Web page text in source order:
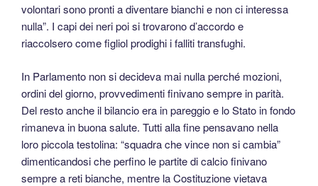
volontari sono pronti a diventare bianchi e non ci interessa
nulla”. I capi dei neri poi si trovarono d’accordo e
riaccolsero come figliol prodighi i falliti transfughi.
In Parlamento non si decideva mai nulla perché mozioni,
ordini del giorno, provvedimenti finivano sempre in parità.
Del resto anche il bilancio era in pareggio e lo Stato in fondo
rimaneva in buona salute. Tutti alla fine pensavano nella
loro piccola testolina: “squadra che vince non si cambia”
dimenticandosi che perfino le partite di calcio finivano
sempre a reti bianche, mentre la Costituzione vietava